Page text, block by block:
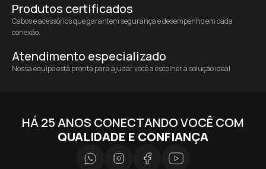
Produtos certificados
Cabos e acessórios que garantem segurança e desempenho em cada
conexão.
Atendimento especializado
Nossa equipe está pronta para ajudar você a escolher a solução ideal
HÁ 25 ANOS CONECTANDO VOCÊ COM
QUALIDADE E CONFIANÇA